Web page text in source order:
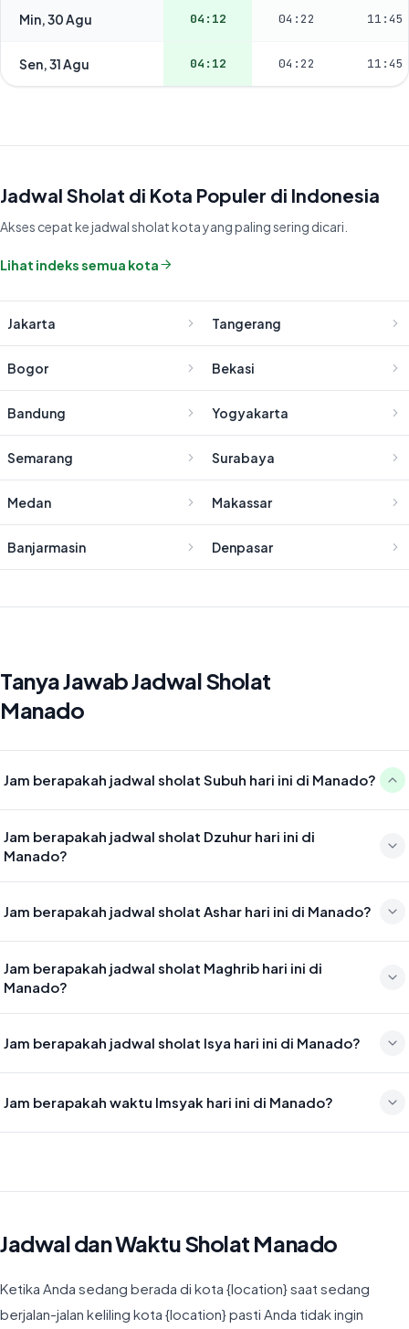
Min, 30 Agu 04:12 04:22 11:45
Sen, 31 Agu 04:12 04:22 11:45
Jadwal Sholat di Kota Populer di Indonesia
Akses cepat ke jadwal sholat kota yang paling sering dicari.
Lihat indeks semua kota
Jakarta Tangerang
Bogor Bekasi
Bandung Yogyakarta
Semarang Surabaya
Medan Makassar
Banjarmasin Denpasar
Tanya Jawab Jadwal Sholat
Manado
Jam berapakah jadwal sholat Subuh hari ini di Manado?
Jam berapakah jadwal sholat Dzuhur hari ini di
Manado?
Jam berapakah jadwal sholat Ashar hari ini di Manado?
Jam berapakah jadwal sholat Maghrib hari ini di
Manado?
Jam berapakah jadwal sholat Isya hari ini di Manado?
Jam berapakah waktu Imsyak hari ini di Manado?
Jadwal dan Waktu Sholat Manado
Ketika Anda sedang berada di kota {location} saat sedang
berjalan-jalan keliling kota {location} pasti Anda tidak ingin